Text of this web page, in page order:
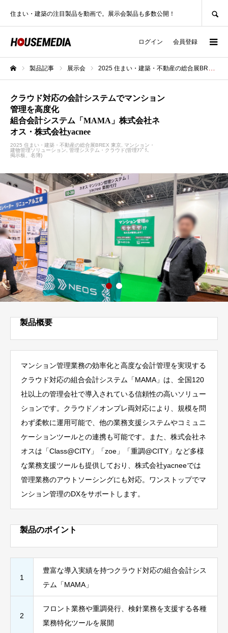
住まい・建築の注目製品を動画で。展示会製品も多数公開！
ログイン 会員登録
製品記事 展示会 2025 住まい・建築・不動産の総合展BREX 東京
クラウド対応の会計システムでマンション
管理を高度化
組合会計システム「MAMA」株式会社ネ
オス・株式会社yacnee
2025 住まい・建築・不動産の総合展BREX 東京
マンション・
建物管理ソリューション
管理システム・クラウド(管理ｱﾌﾟﾘ、
掲示板、名簿)
製品概要
マンション管理業務の効率化と高度な会計管理を実現する
クラウド対応の組合会計システム「MAMA」は、全国120
社以上の管理会社で導入されている信頼性の高いソリュー
ションです。クラウド／オンプレ両対応により、規模を問
わず柔軟に運用可能で、他の業務支援システムやコミュニ
ケーションツールとの連携も可能です。また、株式会社ネ
オスは「Class@CITY」「zoe」「重調@CITY」など多様
な業務支援ツールも提供しており、株式会社yacneeでは
管理業務のアウトソーシングにも対応。ワンストップでマ
ンション管理のDXをサポートします。
製品のポイント
1
豊富な導入実績を持つクラウド対応の組合会計シス
テム「MAMA」
2
フロント業務や重調発行、検針業務を支援する各種
業務特化ツールを展開